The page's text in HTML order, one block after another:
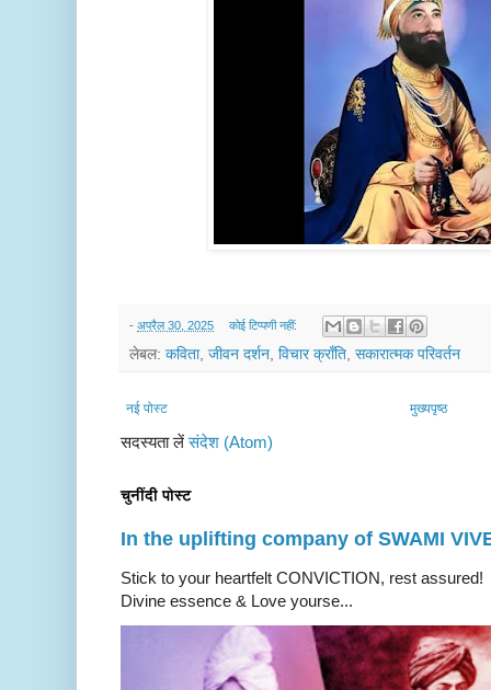
- अप्रैल 30, 2025 कोई टिप्पणी नहीं:
लेबल: कविता, जीवन दर्शन, विचार क्राँति, सकारात्मक परिवर्तन
नई पोस्ट मुख्यपृष्ठ
सदस्यता लेंसंदेश (Atom)
चुनींदी पोस्ट
In the uplifting company of SWAMI
Stick to your heartfelt CONVICTION, rest
Divine essence & Love yourse...